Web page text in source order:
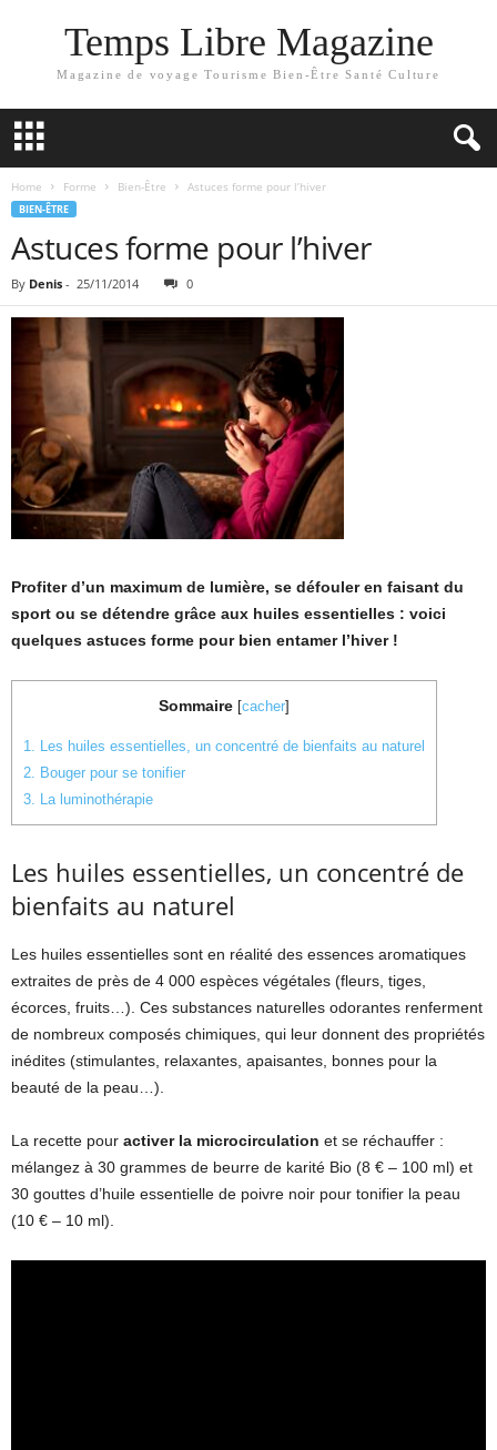
Temps Libre Magazine
Magazine de voyage Tourisme Bien-Être Santé Culture
Home Forme Bien-Être Astuces forme pour l’hiver
BIEN-ÊTRE
Astuces forme pour l’hiver
By Denis - 25/11/2014 0
Profiter d’un maximum de lumière, se défouler en faisant du
sport ou se détendre grâce aux huiles essentielles : voici
quelques astuces forme pour bien entamer l’hiver !
Sommaire cacher
1. Les huiles essentielles, un concentré de bienfaits au naturel
2. Bouger pour se tonifier
3. La luminothérapie
Les huiles essentielles, un concentré de
bienfaits au naturel
Les huiles essentielles sont en réalité des essences aromatiques
extraites de près de 4 000 espèces végétales (fleurs, tiges,
écorces, fruits…). Ces substances naturelles odorantes renferment
de nombreux composés chimiques, qui leur donnent des propriétés
inédites (stimulantes, relaxantes, apaisantes, bonnes pour la
beauté de la peau…).
La recette pour activer la microcirculation et se réchauffer :
mélangez à 30 grammes de beurre de karité Bio (8 € – 100 ml) et
30 gouttes d’huile essentielle de poivre noir pour tonifier la peau
(10 € – 10 ml).